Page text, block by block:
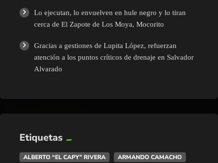
Lo ejecutan, lo envuelven en hule negro y lo tiran
cerca de El Zapote de Los Moya, Mocorito
Gracias a gestiones de Lupita López, refuerzan
atención a los puntos críticos de drenaje en Salvador
Alvarado
Etiquetas
ALBERTO “EL CAPY” RIVERA
ARMANDO CAMACHO